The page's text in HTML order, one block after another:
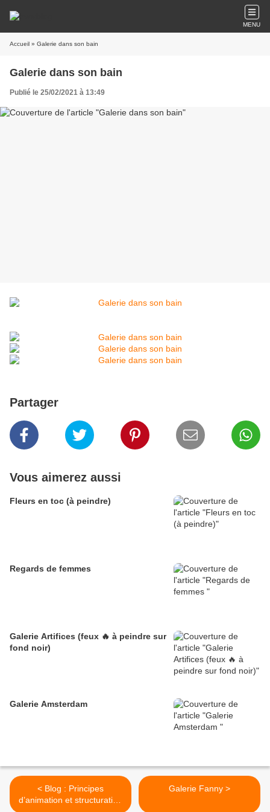
MENU
Accueil » Galerie dans son bain
Galerie dans son bain
Publié le 25/02/2021 à 13:49
Partager
Vous aimerez aussi
Fleurs en toc (à peindre)
Regards de femmes
Galerie Artifices (feux 🔥 à peindre sur
fond noir)
Galerie Amsterdam
< Blog : Principes
d’animation et structuration
Galerie Fanny >